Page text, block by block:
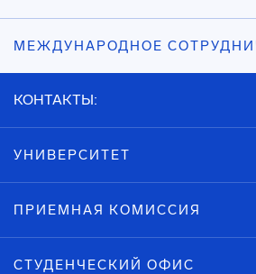
МЕЖДУНАРОДНОЕ
КОНТАКТЫ:
УНИВЕРСИТЕТ
ПРИЕМНАЯ КОМИССИЯ
СТУДЕНЧЕСКИЙ ОФИС